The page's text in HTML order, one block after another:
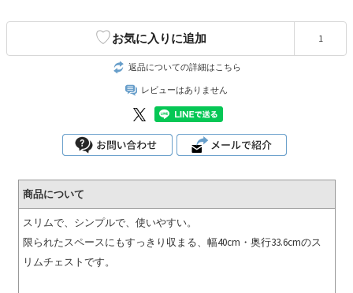
♡お気に入りに追加 1
返品についての詳細はこちら
レビューはありません
商品について
スリムで、シンプルで、使いやすい。
限られたスペースにもすっきり収まる、幅40cm・奥行33.6cmのス
リムチェストです。